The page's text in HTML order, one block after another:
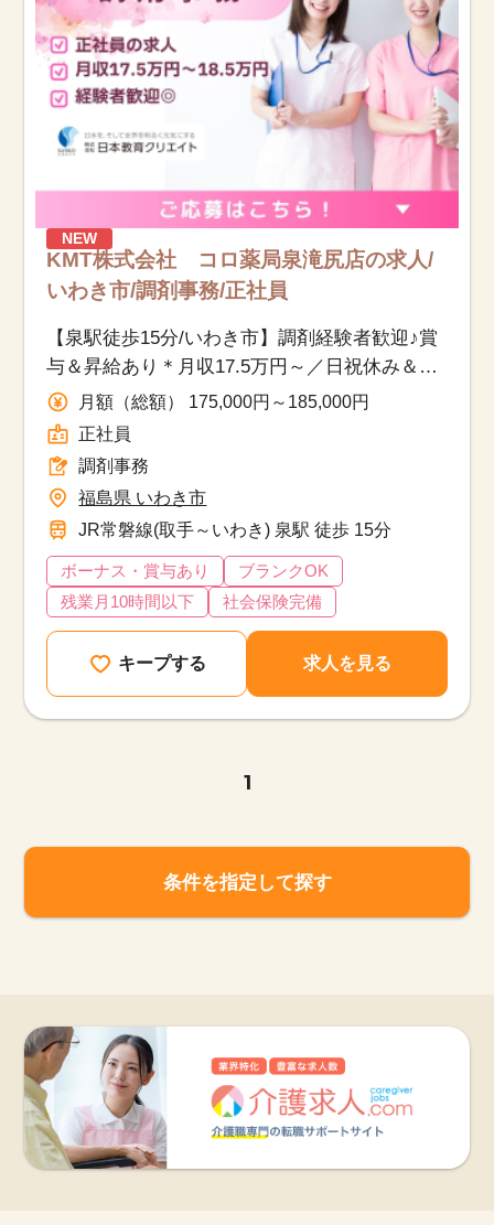
NEW
KMT株式会社 コロ薬局泉滝尻店の求人/
いわき市/調剤事務/正社員
【泉駅徒歩15分/いわき市】調剤経験者歓迎♪賞
与＆昇給あり＊月収17.5万円～／日祝休み＆残
業少なめ月額（総額） 175,000円～185,000円
正社員
調剤事務
福島県 いわき市
JR常磐線(取手～いわき) 泉駅 徒歩 15分
ボーナス・賞与あり
ブランクOK
残業月10時間以下
社会保険完備
キープする 求人を見る
1
条件を指定して探す